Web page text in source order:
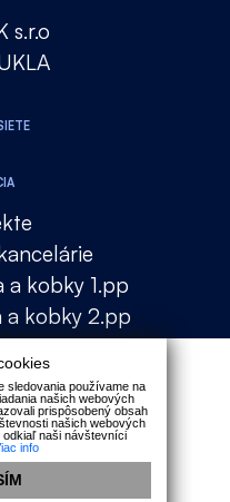
s.r.o
a kobky 1.pp
a kobky 2.pp
sledovania používame na
našich webových
prispôsobený obsah
našich webových
naši návštevníci
info